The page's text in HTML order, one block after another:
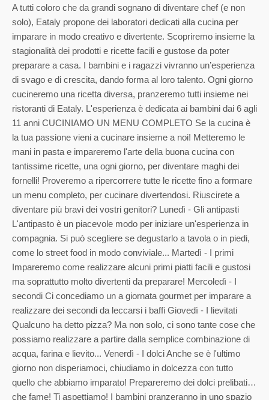
A tutti coloro che da grandi sognano di diventare chef (e non
solo), Eataly propone dei laboratori dedicati alla cucina per
imparare in modo creativo e divertente. Scopriremo insieme la
stagionalità dei prodotti e ricette facili e gustose da poter
preparare a casa. I bambini e i ragazzi vivranno un’esperienza
di svago e di crescita, dando forma al loro talento. Ogni giorno
cucineremo una ricetta diversa, pranzeremo tutti insieme nei
ristoranti di Eataly. L'esperienza è dedicata ai bambini dai 6 agli
11 anni CUCINIAMO UN MENU COMPLETO Se la cucina è
la tua passione vieni a cucinare insieme a noi! Metteremo le
mani in pasta e impareremo l'arte della buona cucina con
tantissime ricette, una ogni giorno, per diventare maghi dei
fornelli! Proveremo a ripercorrere tutte le ricette fino a formare
un menu completo, per cucinare divertendosi. Riuscirete a
diventare più bravi dei vostri genitori? Lunedì - Gli antipasti
L'antipasto è un piacevole modo per iniziare un'esperienza in
compagnia. Si può scegliere se degustarlo a tavola o in piedi,
come lo street food in modo conviviale... Martedì - I primi
Impareremo come realizzare alcuni primi piatti facili e gustosi
ma soprattutto molto divertenti da preparare! Mercoledì - I
secondi Ci concediamo un a giornata gourmet per imparare a
realizzare dei secondi da leccarsi i baffi Giovedì - I lievitati
Qualcuno ha detto pizza? Ma non solo, ci sono tante cose che
possiamo realizzare a partire dalla semplice combinazione di
acqua, farina e lievito... Venerdì - I dolci Anche se è l'ultimo
giorno non disperiamoci, chiudiamo in dolcezza con tutto
quello che abbiamo imparato! Prepareremo dei dolci prelibati…
che fame! Ti aspettiamo! I bambini pranzeranno in uno spazio